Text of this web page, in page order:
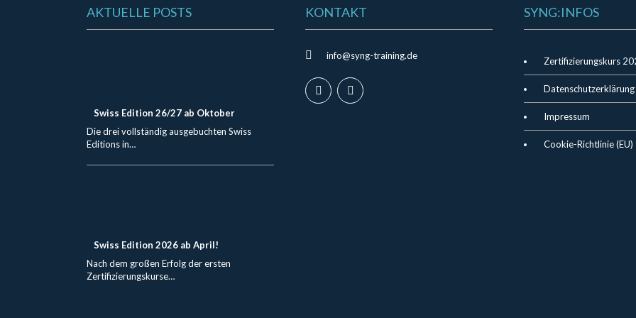
AKTUELLE POSTS
Swiss Edition 26/27 ab Oktober
Die drei vollständig ausgebuchten Swiss
Editions in…
Swiss Edition 2026 ab April!
Nach dem großen Erfolg der ersten
Zertifizierungskurse…
KONTAKT
info@syng-training.de
SYNG:INFOS
Zertifizierungskurs
Datenschutzerklärung
Impressum
Cookie-Richtlinie (EU)